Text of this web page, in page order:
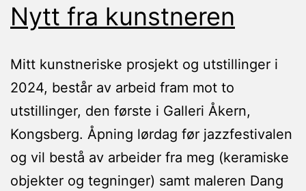
Nytt fra kunstneren
Mitt kunstneriske prosjekt og utstillinger i
2024, består av arbeid fram mot to
utstillinger, den første i Galleri Åkern,
Kongsberg. Åpning lørdag før jazzfestivalen
og vil bestå av arbeider fra meg (keramiske
objekter og tegninger) samt maleren Dang